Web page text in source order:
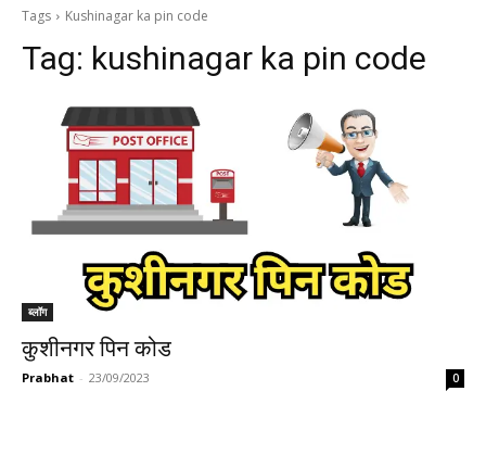
Tags Kushinagar ka pin code
Tag: kushinagar ka pin code
ब्लॉग
कुशीनगर पिन कोड
Prabhat - 23/09/2023 0